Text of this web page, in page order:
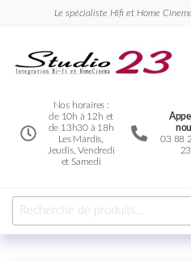
Le spécialiste Hifi et Home
Nos horaires :
de 10h à 12h et
de 13h30 à 18h
Les Mardis,
Jeudis, Vendredi
et Samedi
03 88
23